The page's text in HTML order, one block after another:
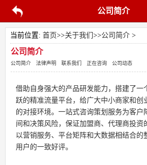
公司简介
当前位置: 首页>>关于我们 >>公司简介>
公司简介
公司简介 法律声明 联系我们 正在咨询 公司动态
借助自身强大的产品研发能力，搭建了一
跃的精准流量平台，给广大中小商家和创
的对接环境。一站式咨询策划服务为客户
间和决策风险，保证加盟商、代理商投资
以营销服务、平台矩阵和大数据相结合的
用户的一致好评。